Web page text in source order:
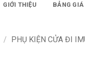
GIỚI THIỆU BẢNG GIÁ
/ PHỤ KIỆN CỬA ĐI